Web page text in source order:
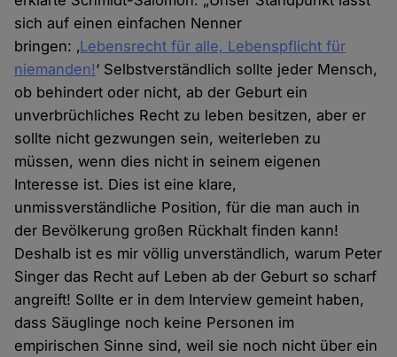
sich auf einen einfachen Nenner
bringen: ‚Lebensrecht für alle, Lebenspflicht für
niemanden!‘ Selbstverständlich sollte jeder Mensch,
ob behindert oder nicht, ab der Geburt ein
unverbrüchliches Recht zu leben besitzen, aber er
sollte nicht gezwungen sein, weiterleben zu
müssen, wenn dies nicht in seinem eigenen
Interesse ist. Dies ist eine klare,
unmissverständliche Position, für die man auch in
der Bevölkerung großen Rückhalt finden kann!
Deshalb ist es mir völlig unverständlich, warum Peter
Singer das Recht auf Leben ab der Geburt so scharf
angreift! Sollte er in dem Interview gemeint haben,
dass Säuglinge noch keine Personen im
empirischen Sinne sind, weil sie noch nicht über ein